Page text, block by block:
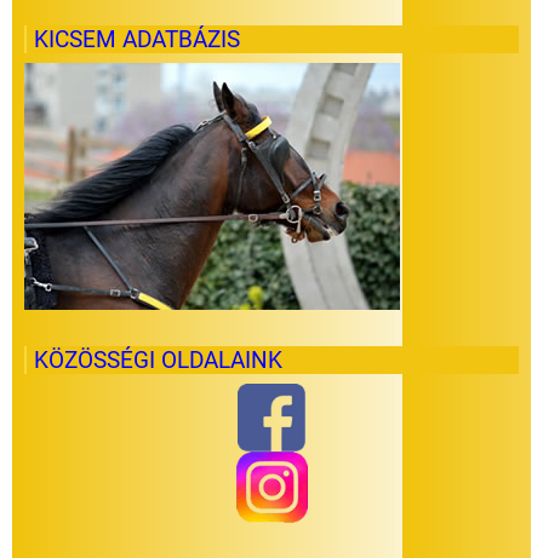
KICSEM ADATBÁZIS
KÖZÖSSÉGI OLDALAINK